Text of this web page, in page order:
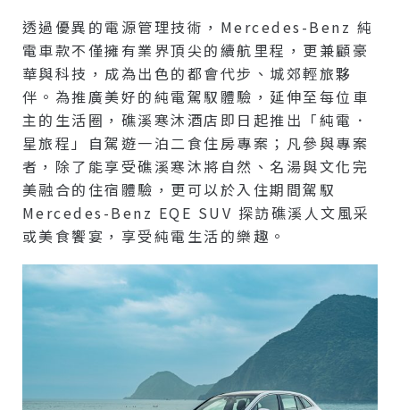
透過優異的電源管理技術，Mercedes-Benz 純
電車款不僅擁有業界頂尖的續航里程，更兼顧豪
華與科技，成為出色的都會代步、城郊輕旅夥
伴。為推廣美好的純電駕馭體驗，延伸至每位車
主的生活圈，礁溪寒沐酒店即日起推出「純電．
星旅程」自駕遊一泊二食住房專案；凡參與專案
者，除了能享受礁溪寒沐將自然、名湯與文化完
美融合的住宿體驗，更可以於入住期間駕馭
Mercedes-Benz EQE SUV 探訪礁溪人文風采
或美食饗宴，享受純電生活的樂趣。